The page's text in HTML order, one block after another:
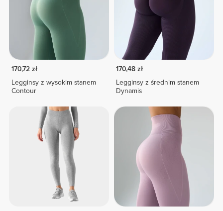
170,72 zł
Legginsy z wysokim stanem
Contour
170,48 zł
Legginsy z średnim stanem
Dynamis